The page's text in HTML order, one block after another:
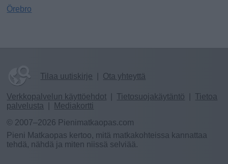
Örebro
Tilaa uutiskirje Ota yhteyttä
Verkkopalvelun käyttöehdot Tietosuojakäytäntö
Tietoa
palvelusta
Mediakortti
© 2007–2026 Pienimatkaopas.com
Pieni Matkaopas kertoo, mitä matkakohteissa kannattaa
tehdä, nähdä ja miten niissä selviää.